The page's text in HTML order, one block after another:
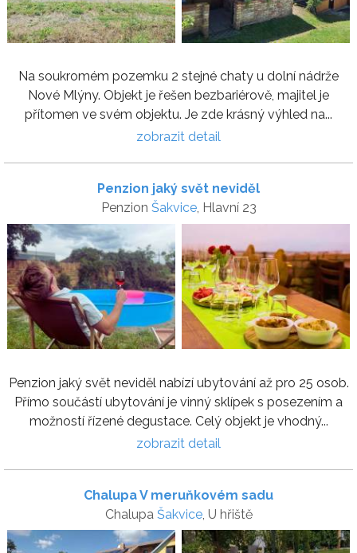
Na soukromém pozemku 2 stejné chaty u dolní nádrže
Nové Mlýny. Objekt je řešen bezbariérově, majitel je
přítomen ve svém objektu. Je zde krásný výhled na...
zobrazit detail
Penzion jaký svět neviděl
Penzion Šakvice, Hlavní 23
Penzion jaký svět neviděl nabízí ubytování až pro 25 osob.
Přímo součástí ubytování je vinný sklípek s posezením a
možností řízené degustace. Celý objekt je vhodný...
zobrazit detail
Chalupa V meruňkovém sadu
Chalupa Šakvice, U hřiště